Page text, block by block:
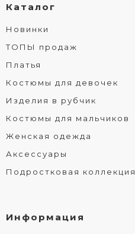
Каталог
Новинки
ТОПЫ продаж
Платья
Костюмы для девочек
Изделия в рубчик
Костюмы для мальчиков
Женская одежда
Аксессуары
Подростковая коллекция
Информация